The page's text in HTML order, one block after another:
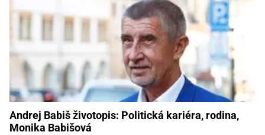
Andrej Babiš životopis: Politická kariéra, rodina,
Monika Babišová